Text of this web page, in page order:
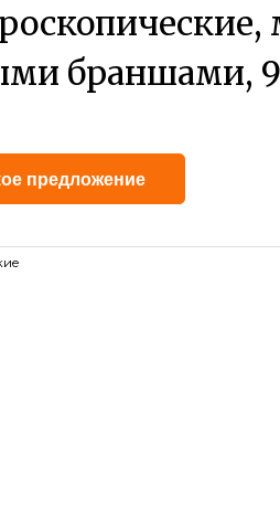
браншами,
предложение